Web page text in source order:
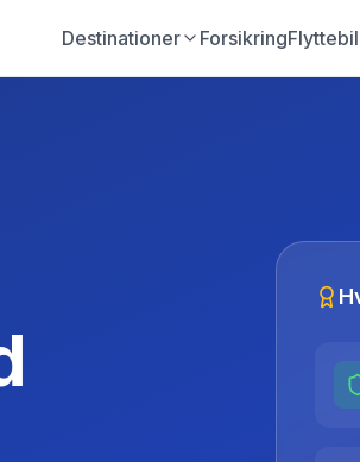
Destinationer ForsikringFlyttebil